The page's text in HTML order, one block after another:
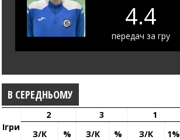
4.4
передач за гру
В СЕРЕДНЬОМУ
Ігри
2 3 1
З/к % З/к % З/к 1%